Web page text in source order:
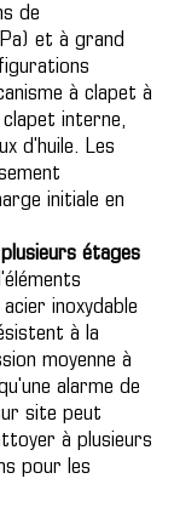
de
et à grand
à clapet à
interne,
d'huile. Les
initiale en
étages
inoxydable
à la
moyenne à
alarme de
site peut
à plusieurs
pour les